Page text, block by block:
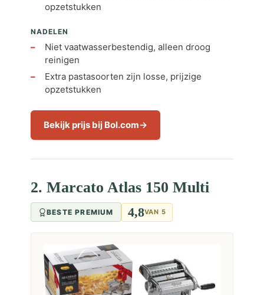
opzetstukken
NADELEN
Niet vaatwasserbestendig, alleen droog
reinigen
Extra pastasoorten zijn losse, prijzige
opzetstukken
Bekijk prijs bij Bol.com
2. Marcato Atlas 150 Multi
BESTE PREMIUM 4,8VAN 5